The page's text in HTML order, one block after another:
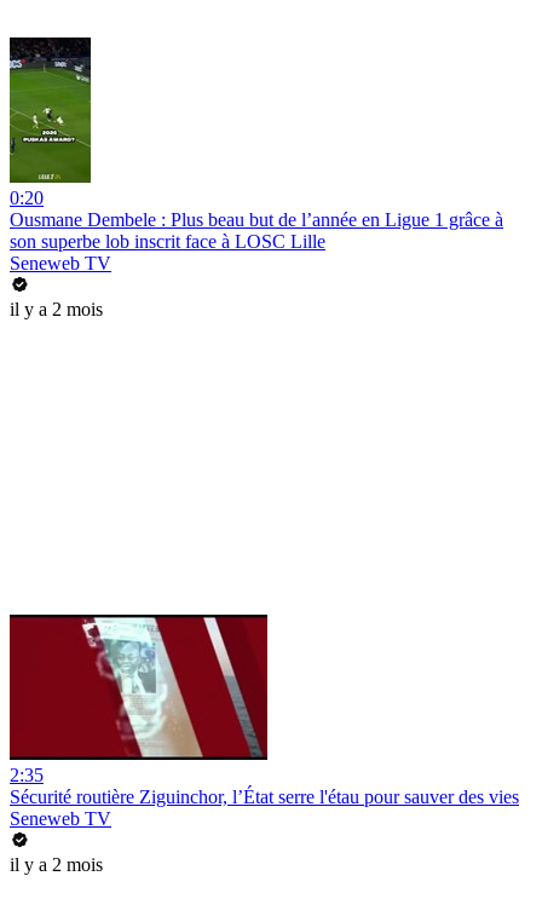
0:20
Ousmane Dembele : Plus beau but de l’année en Ligue 1 grâce à
son superbe lob inscrit face à LOSC Lille
Seneweb TV
il y a 2 mois
2:35
Sécurité routière Ziguinchor, l’État serre l'étau pour sauver des vies
Seneweb TV
il y a 2 mois